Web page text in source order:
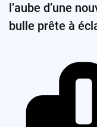
l’aube d’une
bulle prête à